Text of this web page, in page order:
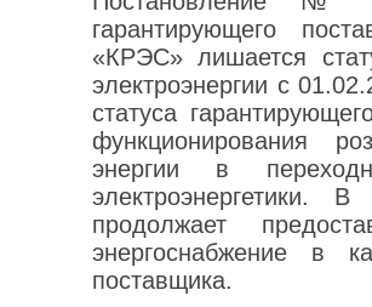
гарантирующего
«КРЭС» лишается
электроэнергии с
статуса
функционирования
энергии в
продолжает
энергоснабжение в
поставщика.